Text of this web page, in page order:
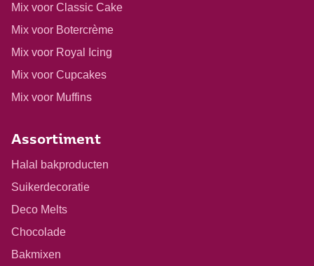
Mix voor Classic Cake
Mix voor Botercrème
Mix voor Royal Icing
Mix voor Cupcakes
Mix voor Muffins
Assortiment
Halal bakproducten
Suikerdecoratie
Deco Melts
Chocolade
Bakmixen